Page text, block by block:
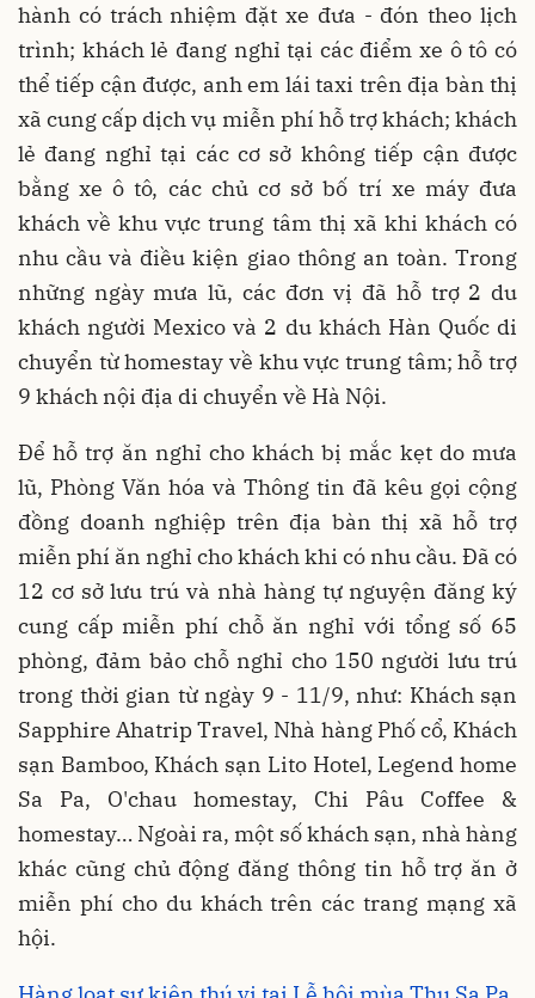
hành có trách nhiệm đặt xe đưa - đón theo lịch
trình; khách lẻ đang nghỉ tại các điểm xe ô tô có
thể tiếp cận được, anh em lái taxi trên địa bàn thị
xã cung cấp dịch vụ miễn phí hỗ trợ khách; khách
lẻ đang nghỉ tại các cơ sở không tiếp cận được
bằng xe ô tô, các chủ cơ sở bố trí xe máy đưa
khách về khu vực trung tâm thị xã khi khách có
nhu cầu và điều kiện giao thông an toàn. Trong
những ngày mưa lũ, các đơn vị đã hỗ trợ 2 du
khách người Mexico và 2 du khách Hàn Quốc di
chuyển từ homestay về khu vực trung tâm; hỗ trợ
9 khách nội địa di chuyển về Hà Nội.
Để hỗ trợ ăn nghỉ cho khách bị mắc kẹt do mưa
lũ, Phòng Văn hóa và Thông tin đã kêu gọi cộng
đồng doanh nghiệp trên địa bàn thị xã hỗ trợ
miễn phí ăn nghỉ cho khách khi có nhu cầu. Đã có
12 cơ sở lưu trú và nhà hàng tự nguyện đăng ký
cung cấp miễn phí chỗ ăn nghỉ với tổng số 65
phòng, đảm bảo chỗ nghỉ cho 150 người lưu trú
trong thời gian từ ngày 9 - 11/9, như: Khách sạn
Sapphire Ahatrip Travel, Nhà hàng Phố cổ, Khách
sạn Bamboo, Khách sạn Lito Hotel, Legend home
Sa Pa, O'chau homestay, Chi Pâu Coffee &
homestay… Ngoài ra, một số khách sạn, nhà hàng
khác cũng chủ động đăng thông tin hỗ trợ ăn ở
miễn phí cho du khách trên các trang mạng xã
hội.